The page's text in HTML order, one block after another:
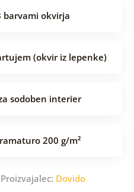
barvami okvirja
(okvir iz lepenke)
sodoben interier
200 g/m²
Dovido